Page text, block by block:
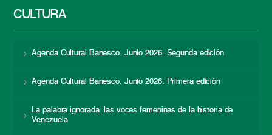
CULTURA
Agenda Cultural Banesco. Junio 2026. Segunda edición
Agenda Cultural Banesco. Junio 2026. Primera edición
La palabra ignorada: las voces femeninas de la historia de
Venezuela